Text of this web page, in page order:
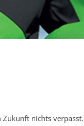
nichts verpasst.